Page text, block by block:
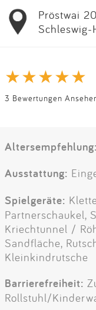
Pröstwai
Schleswig-
3 Bewertungen
Altersempfehlung:
Ausstattung:
Spielgeräte:
Partnerschaukel,
Kriechtunnel /
Sandfläche,
Kleinkindrutsche
Barrierefreiheit:
Rollstuhl/